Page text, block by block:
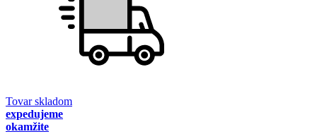
Tovar skladom
expedujeme
okamžite